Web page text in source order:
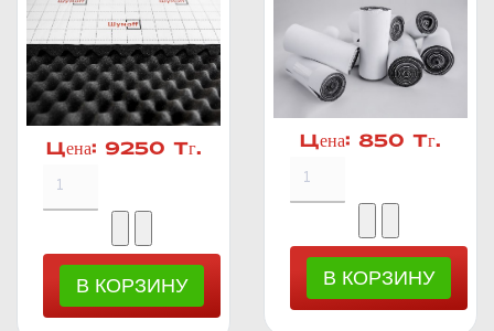
Цена: 9250 Тг. Цена: 850 Тг.